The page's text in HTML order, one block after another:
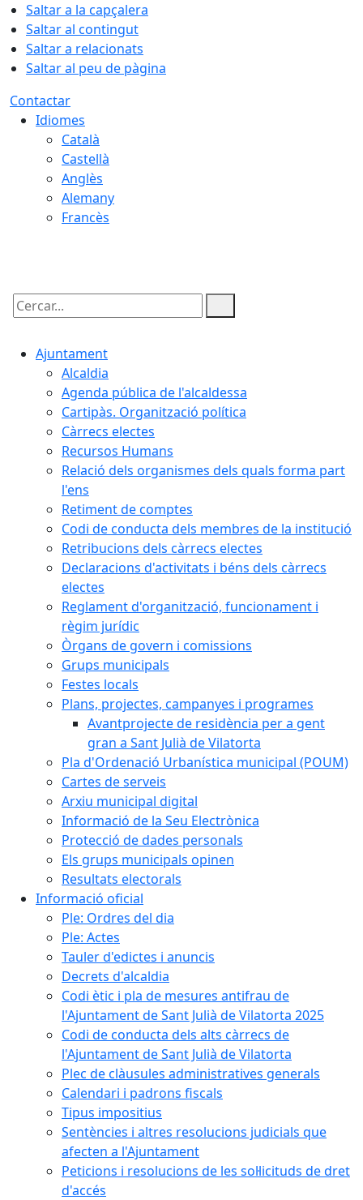
Saltar a la capçalera
Saltar al contingut
Saltar a relacionats
Saltar al peu de pàgina
Contactar
Idiomes
Català
Castellà
Anglès
Alemany
Francès
Cercar:
Ajuntament
Alcaldia
Agenda pública de l'alcaldessa
Cartipàs. Organització política
Càrrecs electes
Recursos Humans
Relació dels organismes dels quals forma part
l'ens
Retiment de comptes
Codi de conducta dels membres de la institució
Retribucions dels càrrecs electes
Declaracions d'activitats i béns dels càrrecs
electes
Reglament d'organització, funcionament i
règim jurídic
Òrgans de govern i comissions
Grups municipals
Festes locals
Plans, projectes, campanyes i programes
Avantprojecte de residència per a gent
gran a Sant Julià de Vilatorta
Pla d'Ordenació Urbanística municipal (POUM)
Cartes de serveis
Arxiu municipal digital
Informació de la Seu Electrònica
Protecció de dades personals
Els grups municipals opinen
Resultats electorals
Informació oficial
Ple: Ordres del dia
Ple: Actes
Tauler d'edictes i anuncis
Decrets d'alcaldia
Codi ètic i pla de mesures antifrau de
l'Ajuntament de Sant Julià de Vilatorta 2025
Codi de conducta dels alts càrrecs de
l'Ajuntament de Sant Julià de Vilatorta
Plec de clàusules administratives generals
Calendari i padrons fiscals
Tipus impositius
Sentències i altres resolucions judicials que
afecten a l'Ajuntament
Peticions i resolucions de les sol·licituds de dret
d'accés